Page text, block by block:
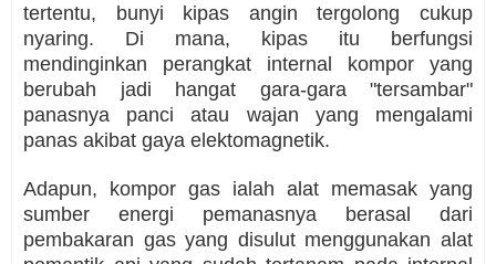
tertentu, bunyi kipas angin tergolong cukup
nyaring. Di mana, kipas itu berfungsi
mendinginkan perangkat internal kompor yang
berubah jadi hangat gara-gara "tersambar"
panasnya panci atau wajan yang mengalami
panas akibat gaya elektomagnetik.
Adapun, kompor gas ialah alat memasak yang
sumber energi pemanasnya berasal dari
pembakaran gas yang disulut menggunakan alat